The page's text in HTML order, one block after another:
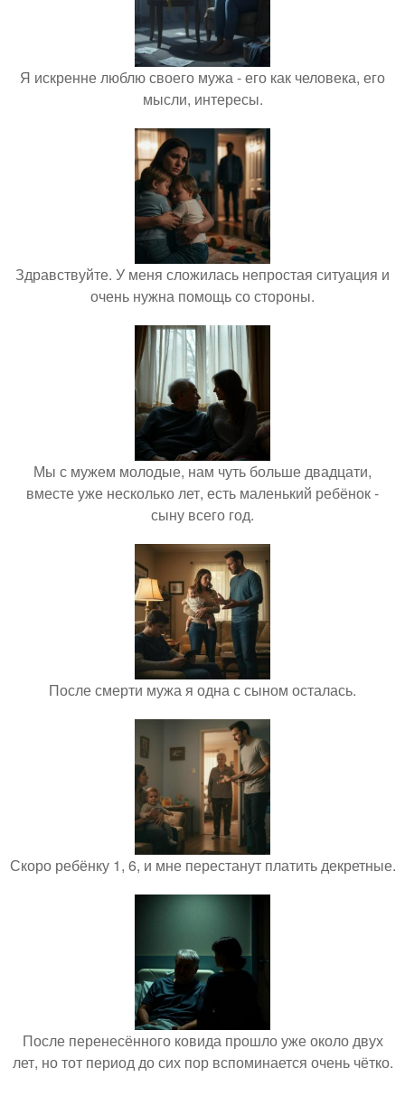
Я искренне люблю своего мужа - его как человека, его
мысли, интересы.
Здравствуйте. У меня сложилась непростая ситуация и
очень нужна помощь со стороны.
Мы с мужем молодые, нам чуть больше двадцати,
вместе уже несколько лет, есть маленький ребёнок -
сыну всего год.
После смерти мужа я одна с сыном осталась.
Скоро ребёнку 1, 6, и мне перестанут платить декретные.
После перенесённого ковида прошло уже около двух
лет, но тот период до сих пор вспоминается очень чётко.